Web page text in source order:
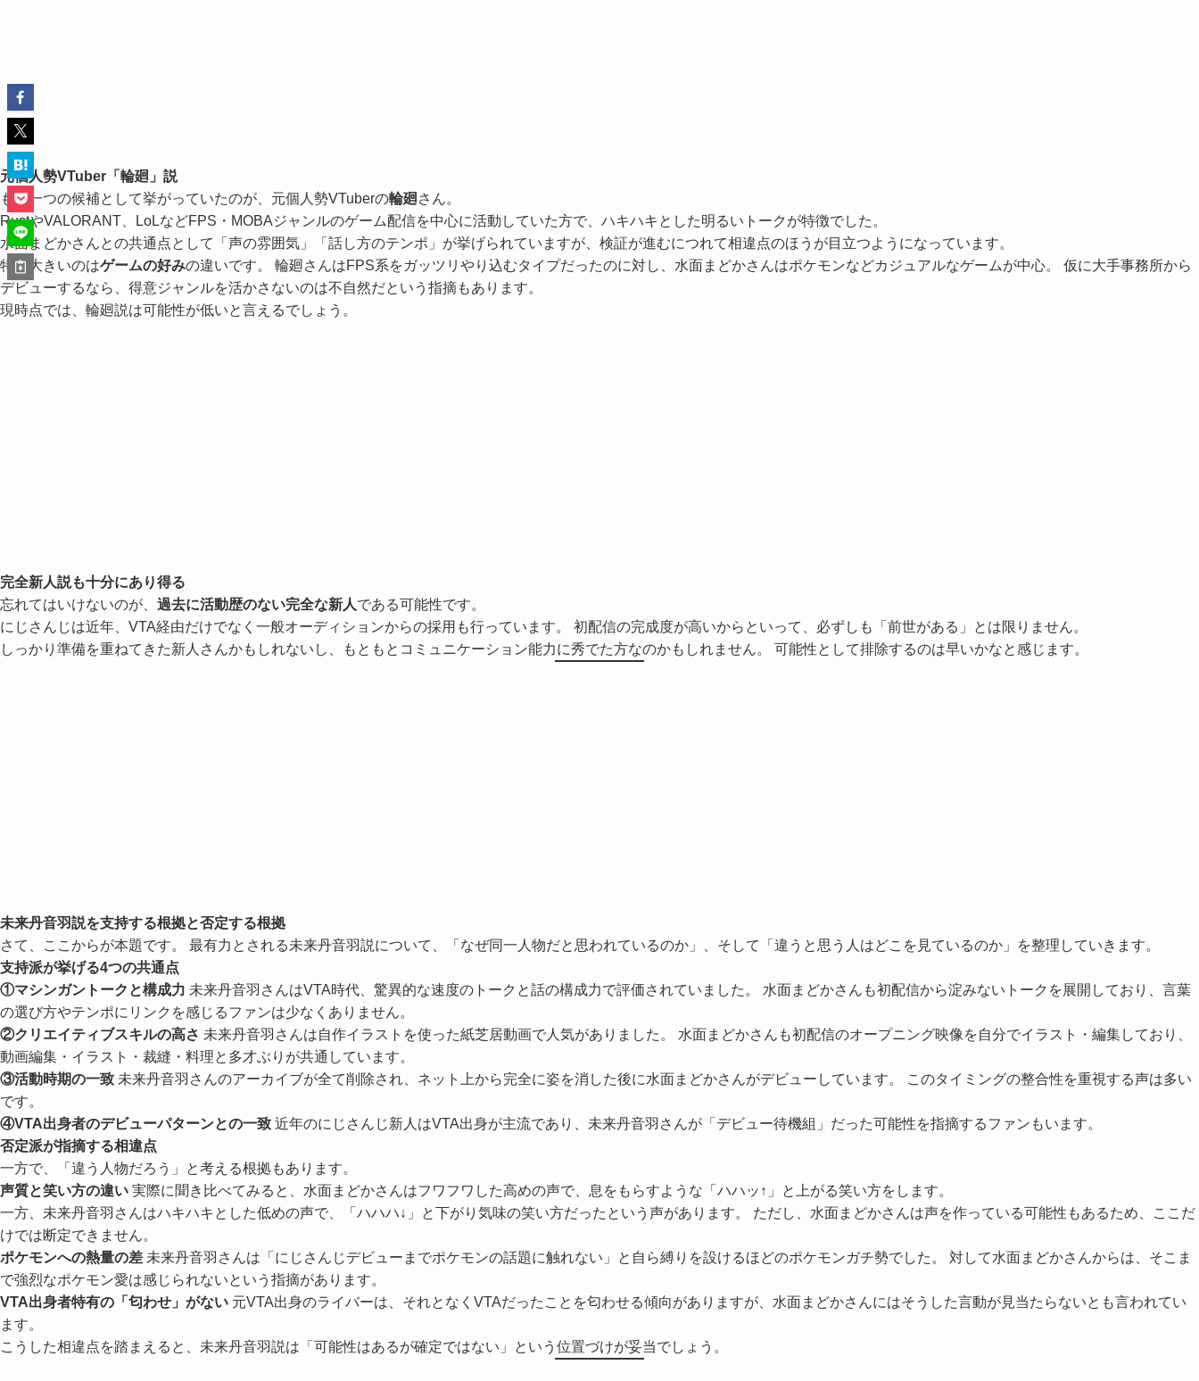
元個人勢VTuber「輪廻」説
もう一つの候補として挙がっていたのが、元個人勢VTuberの輪廻 さん。
RustやVALORANT、LoLなどFPS・MOBAジャンルのゲーム配信を中心に活動していた方で、ハキハキとした明るいトークが特徴でした。
水面まどかさんとの共通点として「声の雰囲気」「話し方のテンポ」が挙げられていますが、検証が進むにつれて相違点のほうが目立つようになっています。
特に大きいのはゲームの好みの違いです。 輪廻さんはFPS系をガッツリやり込むタイプだったのに対し、水面まどかさんはポケモンなどカジュアルなゲームが中心。 仮に大手事務所から
デビューするなら、得意ジャンルを活かさないのは不自然だという指摘もあります。
現時点では、輪廻説は可能性が低いと言えるでしょう。
完全新人説も十分にあり得る
忘れてはいけないのが、 過去に活動歴のない完全な新人である可能性です。
にじさんじは近年、VTA経由だけでなく一般オーディションからの採用も行っています。 初配信の完成度が高いからといって、必ずしも「前世がある」とは限りません。
しっかり準備を重ねてきた新人さんかもしれないし、もともとコミュニケーション能力に秀でた方なのかもしれません。 可能性として排除するのは早いかなと感じます。
未来丹音羽説を支持する根拠と否定する根拠
さて、ここからが本題です。 最有力とされる未来丹音羽説について、「なぜ同一人物だと思われているのか」、そして「違うと思う人はどこを見ているのか」を整理していきます。
支持派が挙げる4つの共通点
①マシンガントークと構成力 未来丹音羽さんはVTA時代、驚異的な速度のトークと話の構成力で評価されていました。 水面まどかさんも初配信から淀みないトークを展開しており、言葉
の選び方やテンポにリンクを感じるファンは少なくありません。
②クリエイティブスキルの高さ 未来丹音羽さんは自作イラストを使った紙芝居動画で人気がありました。 水面まどかさんも初配信のオープニング映像を自分でイラスト・編集しており、
動画編集・イラスト・裁縫・料理と多才ぶりが共通しています。
③活動時期の一致 未来丹音羽さんのアーカイブが全て削除され、ネット上から完全に姿を消した後に水面まどかさんがデビューしています。 このタイミングの整合性を重視する声は多い
です。
④VTA出身者のデビューパターンとの一致 近年のにじさんじ新人はVTA出身が主流であり、未来丹音羽さんが「デビュー待機組」だった可能性を指摘するファンもいます。
否定派が指摘する相違点
一方で、「違う人物だろう」と考える根拠もあります。
声質と笑い方の違い 実際に聞き比べてみると、水面まどかさんはフワフワした高めの声で、息をもらすような「ハハッ↑」と上がる笑い方をします。
一方、未来丹音羽さんはハキハキとした低めの声で、「ハハハ↓」と下がり気味の笑い方だったという声があります。 ただし、水面まどかさんは声を作っている可能性もあるため、ここだ
けでは断定できません。
ポケモンへの熱量の差 未来丹音羽さんは「にじさんじデビューまでポケモンの話題に触れない」と自ら縛りを設けるほどのポケモンガチ勢でした。 対して水面まどかさんからは、そこま
で強烈なポケモン愛は感じられないという指摘があります。
VTA出身者特有の「匂わせ」がない 元VTA出身のライバーは、それとなくVTAだったことを匂わせる傾向がありますが、水面まどかさんにはそうした言動が見当たらないとも言われてい
ます。
こうした相違点を踏まえると、未来丹音羽説は「可能性はあるが確定ではない」という位置づけが妥当でしょう。